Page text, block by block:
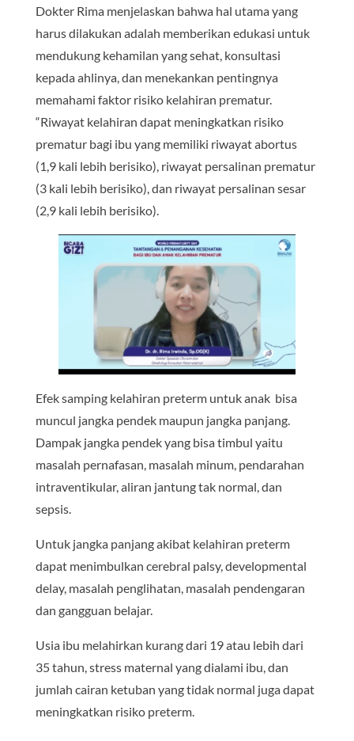
Dokter Rima menjelaskan bahwa hal utama yang
harus dilakukan adalah memberikan edukasi untuk
mendukung kehamilan yang sehat, konsultasi
kepada ahlinya, dan menekankan pentingnya
memahami faktor risiko kelahiran prematur.
“Riwayat kelahiran dapat meningkatkan risiko
prematur bagi ibu yang memiliki riwayat abortus
(1,9 kali lebih berisiko), riwayat persalinan prematur
(3 kali lebih berisiko), dan riwayat persalinan sesar
(2,9 kali lebih berisiko).
Efek samping kelahiran preterm untuk anak bisa
muncul jangka pendek maupun jangka panjang.
Dampak jangka pendek yang bisa timbul yaitu
masalah pernafasan, masalah minum, pendarahan
intraventikular, aliran jantung tak normal, dan
sepsis.
Untuk jangka panjang akibat kelahiran preterm
dapat menimbulkan cerebral palsy, developmental
delay, masalah penglihatan, masalah pendengaran
dan gangguan belajar.
Usia ibu melahirkan kurang dari 19 atau lebih dari
35 tahun, stress maternal yang dialami ibu, dan
jumlah cairan ketuban yang tidak normal juga dapat
meningkatkan risiko preterm.